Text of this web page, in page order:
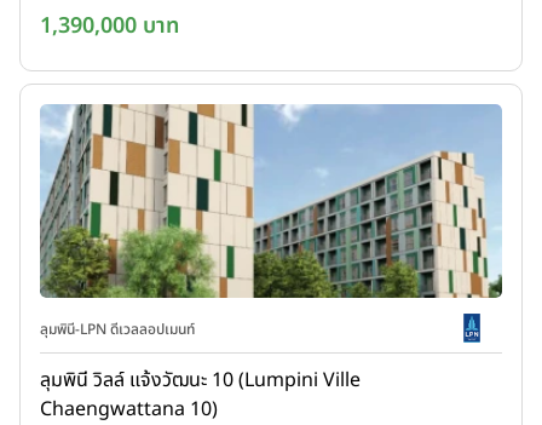
1,390,000 บาท
ลุมพินี-LPN ดีเวลลอปเมนท์
ลุมพินี วิลล์ แจ้งวัฒนะ 10 (Lumpini Ville
Chaengwattana 10)